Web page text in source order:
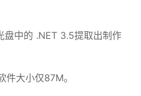
中的 .NET 3.5提取出制作
大小仅87M。